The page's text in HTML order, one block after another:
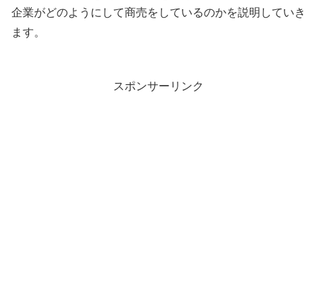
企業がどのようにして商売をしているのかを説明していき
ます。
スポンサーリンク